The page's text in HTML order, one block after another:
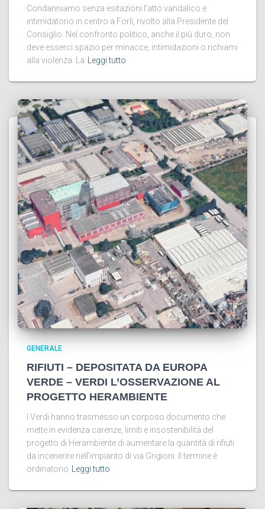
Condanniamo senza esitazioni l’atto vandalico e
intimidatorio in centro a Forlì, rivolto alla Presidente del
Consiglio. Nel confronto politico, anche il più duro, non
deve esserci spazio per minacce, intimidazioni o richiami
alla violenza. La
Leggi tutto
GENERALE
RIFIUTI – DEPOSITATA DA EUROPA
VERDE – VERDI L’OSSERVAZIONE AL
PROGETTO HERAMBIENTE
I Verdi hanno trasmesso un corposo documento che
mette in evidenza carenze, limiti e insostenibilità del
progetto di Herambiente di aumentare la quantità di rifiuti
da incenerire nell’impianto di via Grigioni. Il termine è
ordinatorio
Leggi tutto